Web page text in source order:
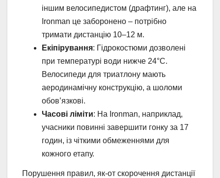
іншим велосипедистом (драфтинг), але на
Ironman це заборонено – потрібно
тримати дистанцію 10–12 м.
Екіпірування: Гідрокостюми дозволені
при температурі води нижче 24°C.
Велосипеди для триатлону мають
аеродинамічну конструкцію, а шоломи
обов’язкові.
Часові ліміти: На Ironman, наприклад,
учасники повинні завершити гонку за 17
годин, із чіткими обмеженнями для
кожного етапу.
Порушення правил, як-от скорочення дистанції